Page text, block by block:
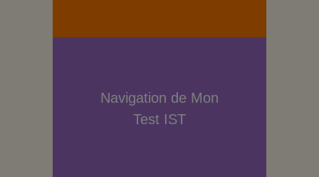
Navigation de Mon
Test IST